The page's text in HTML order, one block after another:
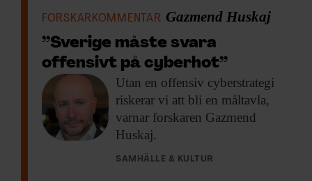
Borde svenskar avsluta sina Facebook-
konton och Google-tjänster?
– Nej, det handlar inte om att alla ska
bojkotta amerikanska tjänster. Det vore
orealistiskt. Det viktiga är att vi som
samhälle bygger upp alternativ så att vi har
FORSKARKOMMENTAR Gazmend Huskaj
”Sverige måste svara
offensivt på cyberhot”
Utan en offensiv cyberstrategi
riskerar vi att bli en måltavla,
varnar forskaren Gazmend
Huskaj.
SAMHÄLLE & KULTUR